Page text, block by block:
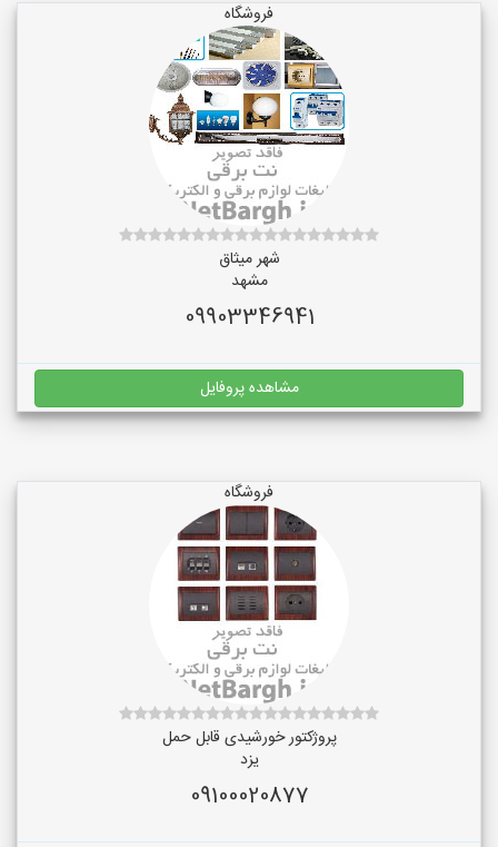
فروشگاه
شهر میثاق
مشهد
09903346941
مشاهده پروفایل
فروشگاه
پروژکتور خورشیدی قابل حمل
یزد
09100020877